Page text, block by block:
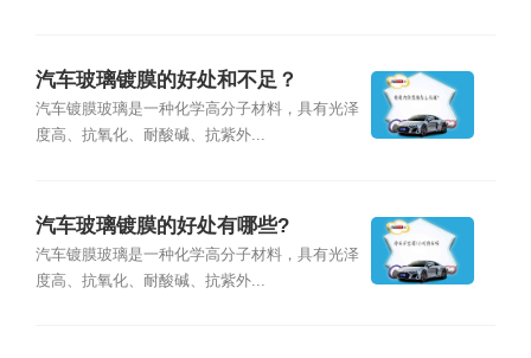
汽车玻璃镀膜的好处和不足？
汽车镀膜玻璃是一种化学高分子材料，具有光泽
度高、抗氧化、耐酸碱、抗紫外...
汽车玻璃镀膜的好处有哪些?
汽车镀膜玻璃是一种化学高分子材料，具有光泽
度高、抗氧化、耐酸碱、抗紫外...